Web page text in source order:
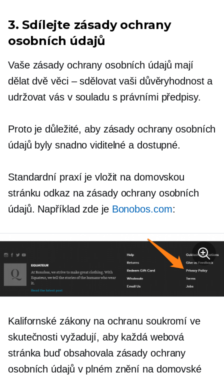
3. Sdílejte zásady ochrany
osobních údajů
Vaše zásady ochrany osobních údajů mají
dělat dvě věci – sdělovat vaši důvěryhodnost a
udržovat vás v souladu s právními předpisy.
Proto je důležité, aby zásady ochrany osobních
údajů byly snadno viditelné a dostupné.
Standardní praxí je vložit na domovskou
stránku odkaz na zásady ochrany osobních
údajů. Například zde je Bonobos.com:
Kalifornské zákony na ochranu soukromí ve
skutečnosti vyžadují, aby každá webová
stránka buď obsahovala zásady ochrany
osobních údajů v plném znění na domovské